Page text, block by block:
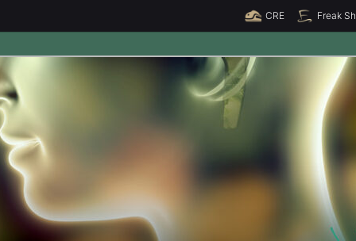
CRE Freak
und Forschung